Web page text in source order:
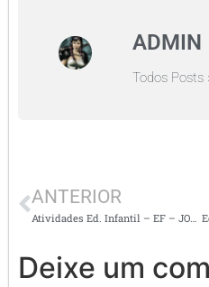
ADMIN
Todos Posts
ANTERIOR
Atividades Ed. Infantil – EF – JOGOS PARA AUXILIAR SEU ALUNO A FALAR MELHOR
Deixe um